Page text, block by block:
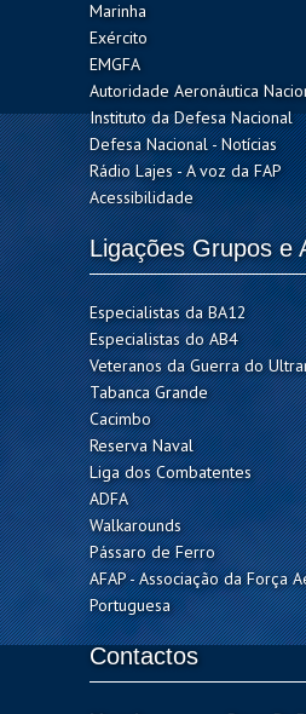
Marinha
Exército
EMGFA
Autoridade Aeronáutica
Instituto da Defesa Nacional
Defesa Nacional - Notícias
Rádio Lajes - A voz da FAP
Acessibilidade
Ligações Grupos e
Especialistas da BA12
Especialistas do AB4
Veteranos da Guerra do
Tabanca Grande
Cacimbo
Reserva Naval
Liga dos Combatentes
ADFA
Walkarounds
Pássaro de Ferro
AFAP - Associação da Força
Portuguesa
Contactos